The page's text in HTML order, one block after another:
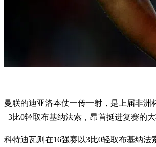
曼联的迪亚洛本仗一传一射，是上届非洲
3比0轻取布基纳法索，昂首挺进复赛的大
科特迪瓦则在16强赛以3比0轻取布基纳法